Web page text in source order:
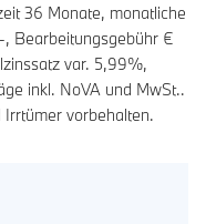
36 Monate, monatliche
, Bearbeitungsgebühr €
var. 5,99%,
inkl. NoVA und MwSt..
vorbehalten.